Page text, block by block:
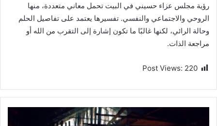
رؤية مجلس عزاء حسيني في البيت تحمل معاني متعددة، منها
الروحي والاجتماعي والنفسي. تفسيرها يعتمد على تفاصيل الحلم
وحالة الرائي، لكنها غالبًا ما تكون إشارة إلى التقرب من الله أو
مراجعة الذات.
Post Views: 220